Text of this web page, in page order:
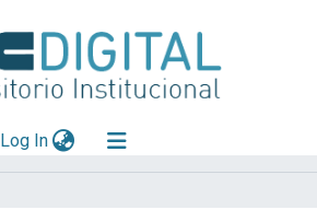
Log In(current)